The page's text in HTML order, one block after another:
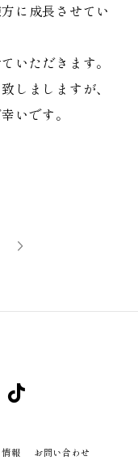
に成長させてい
いただきます。
しましますが、
いです。
情報 お問い合わせ